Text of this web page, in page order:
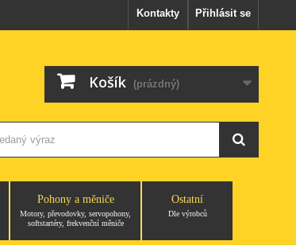
Přihlásit se
Kontakty
Košík (prázdný)
Pohony a měniče
Motory, převodovky, servopohony,
softstartéry, frekvenční měniče
Ostatní
Dle výrobců